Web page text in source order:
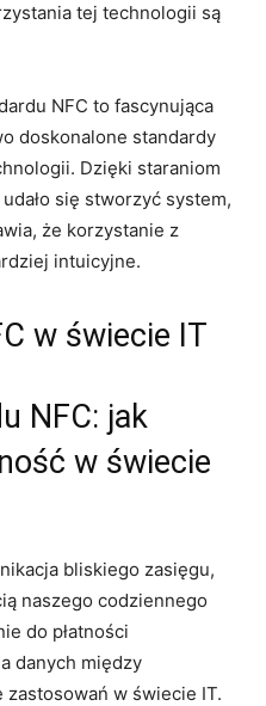
tej technologii są
NFC to fascynująca
doskonalone standardy
Dzięki staraniom
się stworzyć system,
że korzystanie z
intuicyjne.
w świecie IT
NFC: jak
w świecie
bliskiego zasięgu,
naszego codziennego
do płatności
danych między
w świecie IT.